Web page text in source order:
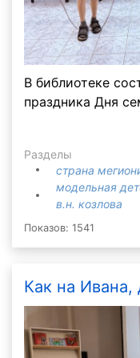
В библиотеке
праздника Дня
Разделы
страна
модельная
в.н. козлова
Показов: 1541
Как на Ивана,